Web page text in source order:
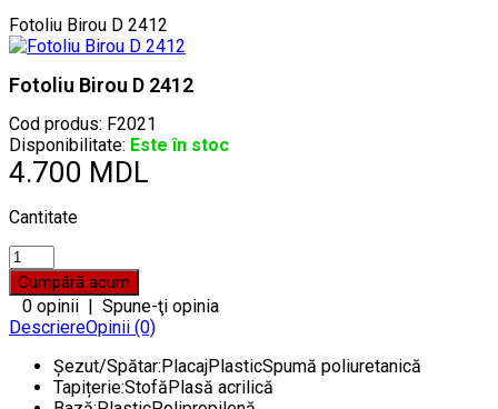
Fotoliu Birou D 2412
Fotoliu Birou D 2412
Cod produs: F2021
Disponibilitate: Este în stoc
4.700 MDL
Cantitate
0 opinii | Spune-ţi opinia
DescriereOpinii (0)
Șezut/Spătar:PlacajPlasticSpumă poliuretanică
Tapițerie:StofăPlasă acrilică